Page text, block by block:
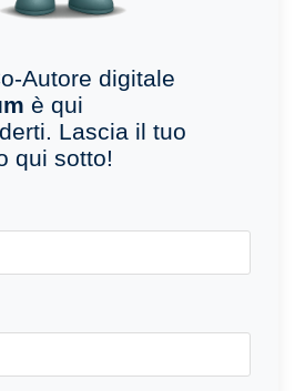
Autore digitale
è qui
Lascia il tuo
qui sotto!